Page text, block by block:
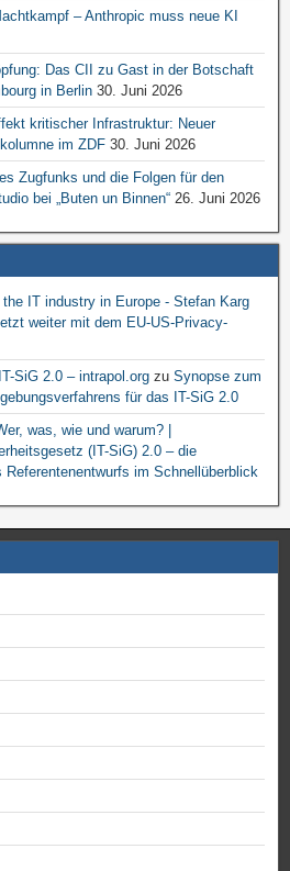
– Anthropic muss neue KI
Das CII zu Gast in der Botschaft
in Berlin 30. Juni 2026
kritischer Infrastruktur: Neuer
im ZDF 30. Juni 2026
Zugfunks und die Folgen für den
bei „Buten un Binnen“ 26. Juni 2026
IT industry in Europe - Stefan Karg
weiter mit dem EU-US-Privacy-
SiG 2.0 – intrapol.org zu Synopse zum
für das IT-SiG 2.0
was, wie und warum? |
(IT-SiG) 2.0 – die
im Schnellüberblick